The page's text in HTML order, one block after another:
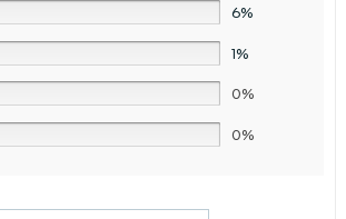
6%
1%
0%
0%